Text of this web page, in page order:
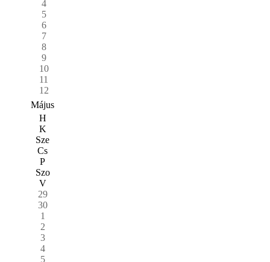
4
5
6
7
8
9
10
11
12
Május
H
K
Sze
Cs
P
Szo
V
29
30
1
2
3
4
5